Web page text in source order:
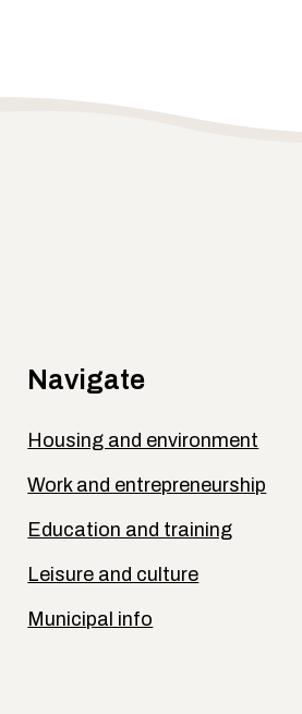
Navigate
Housing and environment
Work and entrepreneurship
Education and training
Leisure and culture
Municipal info